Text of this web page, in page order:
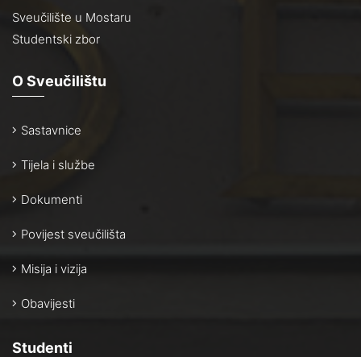
Sveučilište u Mostaru
Studentski zbor
O Sveučilištu
Sastavnice
Tijela i službe
Dokumenti
Povijest sveučilišta
Misija i vizija
Obavijesti
Studenti